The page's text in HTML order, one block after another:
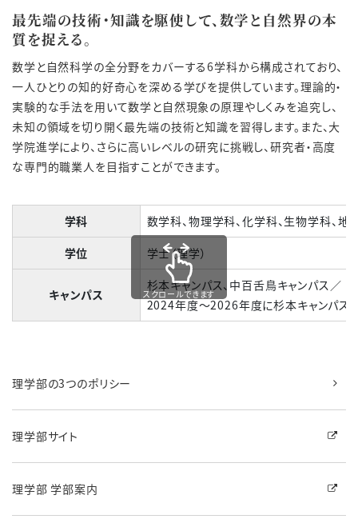
最先端の技術・知識を駆使して、数学と自然界の本
質を捉える。
数学と自然科学の全分野をカバーする6学科から構成されており、
一人ひとりの知的好奇心を深める学びを提供しています。理論的・
実験的な手法を用いて数学と自然現象の原理やしくみを追究し、
未知の領域を切り開く最先端の技術と知識を習得します。また、大
学院進学により、さらに高いレベルの研究に挑戦し、研究者・高度
な専門的職業人を目指すことができます。
学科
数学科、物理学科、化学科、生物学科、地
学位
学士（理学）
キャンパス
杉本キャンパス、中百舌鳥キャンパス／
2024年度〜2026年度に杉本キャンパス
スクロールできます
理学部の3つのポリシー
理学部サイト
理学部 学部案内